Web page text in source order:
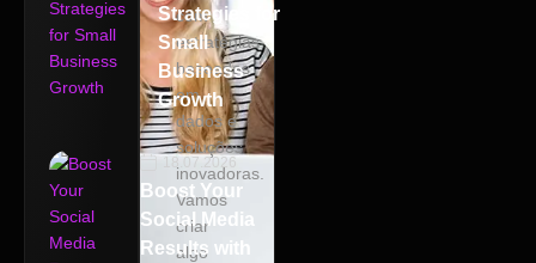
Strategies for
Small
Business
Growth
18.07.2026
Boost Your
Social Media
Results with
com
estratégias
baseadas
em
dados e
soluções
inovadoras.
Vamos
criar
algo